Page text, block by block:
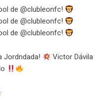
de@clubleonfc!
de@clubleonfc!
de@clubleonfc!
Jordndada!
Victor